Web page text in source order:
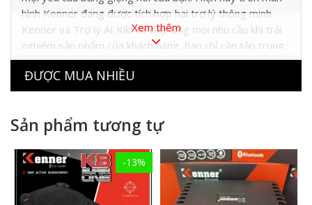
hình Kenner đang được tích hợp hai trợ lý thông minh
Kenner và Trợ lý AI Kiki để đáp ứng mọi nhu cầu khi trải
nghiệm sản phẩm của khách hàng. Bạn chỉ cần tập trung
lái xe, trợ lý giọng nói sẽ hỗ trợ bạn từ A->Z.
Màn hình ô tô thông minh
toàn, giải trí đa phương tiện, kết nối internet 4G và đặc
biệt có khả năng nghe và hiểu được từng khẩu lệnh của
bạn để thực thi chính xác. Chúng tôi vẫn thường ví von
rằng “xe có Kenner, xe có tâm hồn”.
Màn hình Kenner là
màn hình Android ô tôcó cấu hình
khủng nhất với CPU 8 nhân, giao diện đẹp tùy chỉnh theo
Xem thêm
ĐƯỢC MUA NHIỀU
Sản phẩm tương tự
-13%